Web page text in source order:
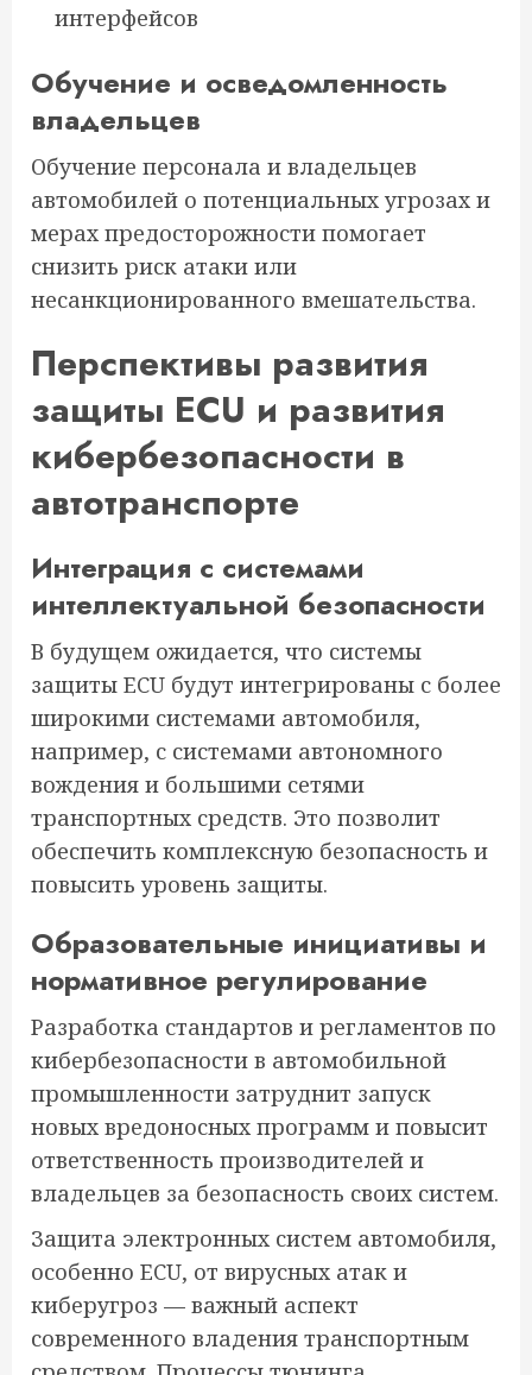
интерфейсов
Обучение и осведомленность
владельцев
Обучение персонала и владельцев
автомобилей о потенциальных угрозах и
мерах предосторожности помогает
снизить риск атаки или
несанкционированного вмешательства.
Перспективы развития
защиты ECU и развития
кибербезопасности в
автотранспорте
Интеграция с системами
интеллектуальной безопасности
В будущем ожидается, что системы
защиты ECU будут интегрированы с более
широкими системами автомобиля,
например, с системами автономного
вождения и большими сетями
транспортных средств. Это позволит
обеспечить комплексную безопасность и
повысить уровень защиты.
Образовательные инициативы и
нормативное регулирование
Разработка стандартов и регламентов по
кибербезопасности в автомобильной
промышленности затруднит запуск
новых вредоносных программ и повысит
ответственность производителей и
владельцев за безопасность своих систем.
Защита электронных систем автомобиля,
особенно ECU, от вирусных атак и
киберугроз — важный аспект
современного владения транспортным